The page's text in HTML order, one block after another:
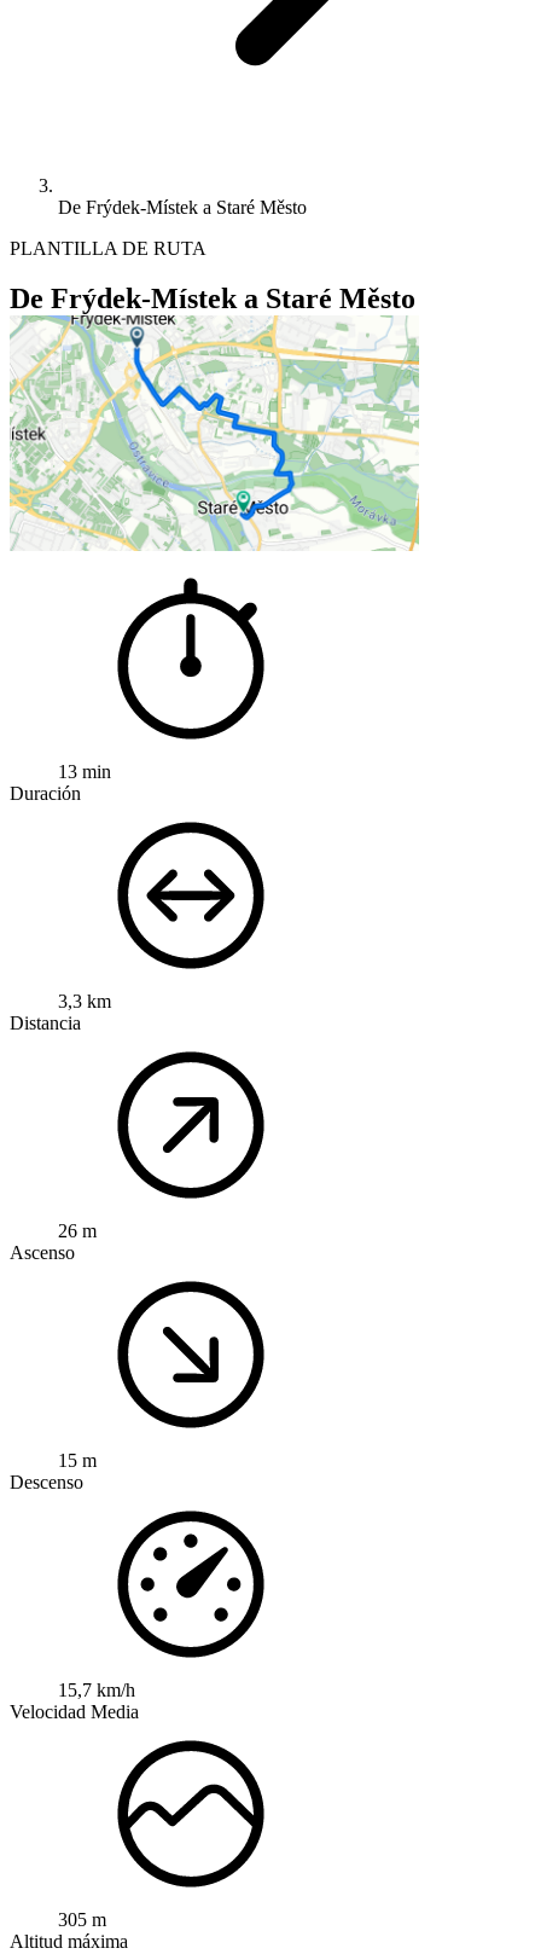
De Frýdek-Místek a Staré Město
PLANTILLA DE RUTA
De Frýdek-Místek a Staré Město
13 min
Duración
3,3 km
Distancia
26 m
Ascenso
15 m
Descenso
15,7 km/h
Velocidad Media
305 m
Altitud máxima